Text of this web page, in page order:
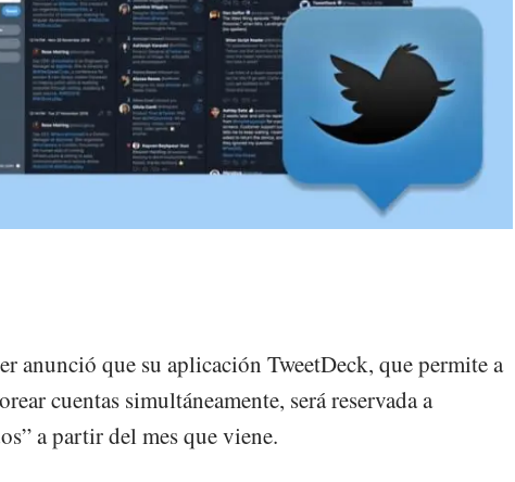
anunció que su aplicación TweetDeck, que permite a
cuentas simultáneamente, será reservada a
a partir del mes que viene.